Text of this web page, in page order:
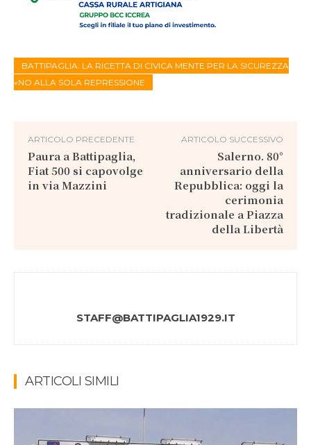
BATTIPAGLIA. LA RICETTA DI CIVICA MENTE PER LA SICUREZZA
«NO ALLA SOLA REPRESSIONE
ARTICOLO PRECEDENTE
Paura a Battipaglia,
Fiat 500 si capovolge
in via Mazzini
ARTICOLO SUCCESSIVO
Salerno. 80°
anniversario della
Repubblica: oggi la
cerimonia
tradizionale a Piazza
della Libertà
STAFF@BATTIPAGLIA1929.IT
ARTICOLI SIMILI